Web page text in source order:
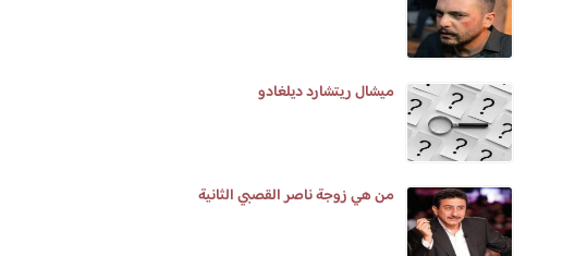
ميشال ريتشارد ديلغادو
من هي زوجة ناصر القصبي الثانية